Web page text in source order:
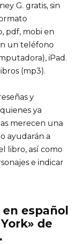
G. gratis, sin
pdf, mobi en
un teléfono
iPad.
(mp3).
y
ya
merecen una
ayudarán a
libro, así como
e indicar
español
de